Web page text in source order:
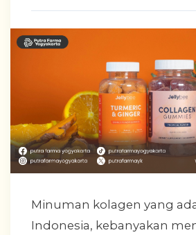
Minuman kolagen yang
Indonesia, kebanyakan